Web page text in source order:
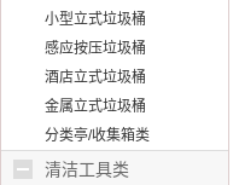
小型立式垃圾桶
感应按压垃圾桶
酒店立式垃圾桶
金属立式垃圾桶
分类亭/收集箱类
清洁工具类